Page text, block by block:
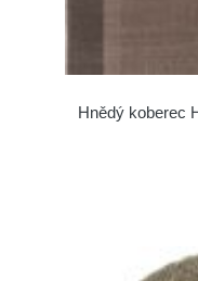
Hnědý koberec